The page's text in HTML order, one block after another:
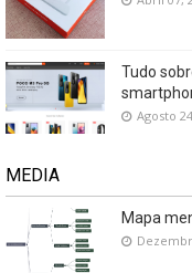
Tudo
Agosto
MEDIA
Mapa